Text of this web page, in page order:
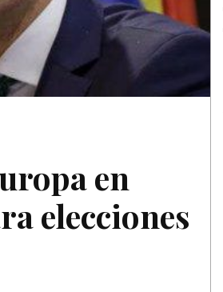
en
elecciones